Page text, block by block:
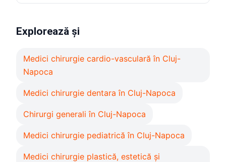
Explorează și
Medici chirurgie cardio-vasculară în Cluj-
Napoca
Medici chirurgie dentara în Cluj-Napoca
Chirurgi generali în Cluj-Napoca
Medici chirurgie pediatrică în Cluj-Napoca
Medici chirurgie plastică, estetică și